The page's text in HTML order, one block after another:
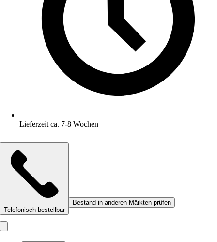
Lieferzeit ca. 7-8 Wochen
Telefonisch bestellbar
Bestand in anderen Märkten prüfen